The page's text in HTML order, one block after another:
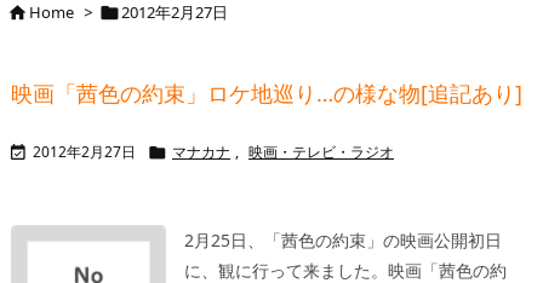
次へ
Home > 2012年2月27日
映画「茜色の約束」ロケ地巡り…の様な物[追記あり]
 2012年2月27日  マナカナ , 映画・テレビ・ラジオ
2月25日、「茜色の約束」の映画公開初日
に、観に行って来ました。 映画「茜色の約